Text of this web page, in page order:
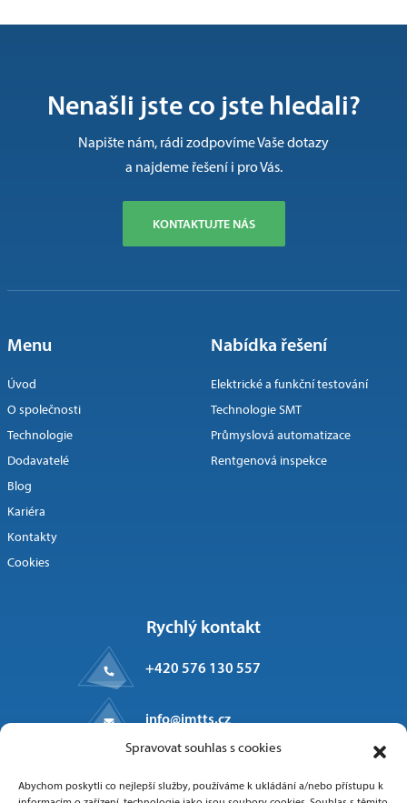
Spravovat souhlas s cookies
Abychom poskytli co nejlepší služby, používáme k ukládání a/nebo přístupu k
Nenašli jste co jste hledali?
Napište nám, rádi zodpovíme Vaše dotazy
a najdeme řešení i pro Vás.
KONTAKTUJTE NÁS
Menu
Úvod
O společnosti
Technologie
Dodavatelé
Blog
Kariéra
Kontakty
Cookies
Nabídka řešení
Elektrické a funkční testování
Technologie SMT
Průmyslová automatizace
Rentgenová inspekce
Rychlý kontakt
+420 576 130 557
info@imtts.cz
Valašské Meziříčí, 757 01